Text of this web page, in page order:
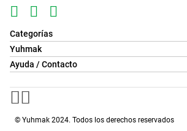
Categorías
Yuhmak
Ayuda / Contacto
© Yuhmak 2024. Todos los derechos reservados